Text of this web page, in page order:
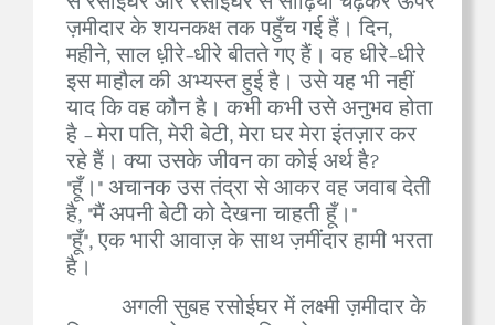
से रसोईघर और रसोईघर से सीढ़ियाँ चढ़कर ऊपर
ज़मीदार के शयनकक्ष तक पहुँच गई हैं। दिन,
महीने, साल ध़ीरे-धीरे बीतते गए हैं। वह धीरे-धीरे
इस माहौल की अभ्यस्त हुई है। उसे यह भी नहीं
याद कि वह कौन है। कभी कभी उसे अनुभव होता
है - मेरा पति, मेरी बेटी, मेरा घर मेरा इंतज़ार कर
रहे हैं। क्या उसके जीवन का कोई अर्थ है?
"हूँ।" अचानक उस तंद्रा से आकर वह जवाब देती
है, "मैं अपनी बेटी को देखना चाहती हूँ।"
"हूँ", एक भारी आवाज़ के साथ ज़मींदार हामी भरता
है।
अगली सुबह रसोईघर में लक्ष्मी ज़मीदार के